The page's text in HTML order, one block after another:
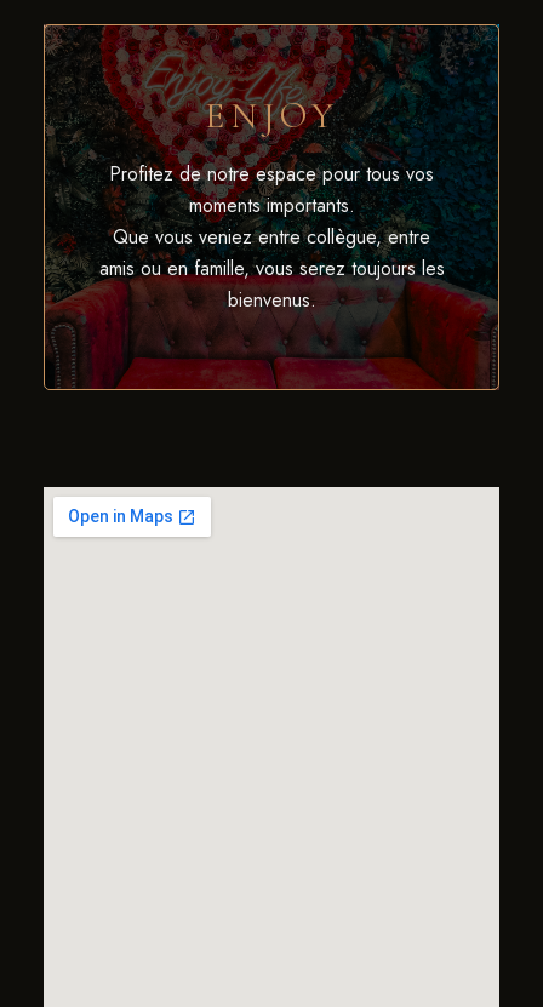
ENJOY
Profitez de notre espace pour tous vos
moments importants.
Que vous veniez entre collègue, entre
amis ou en famille, vous serez toujours les
bienvenus.